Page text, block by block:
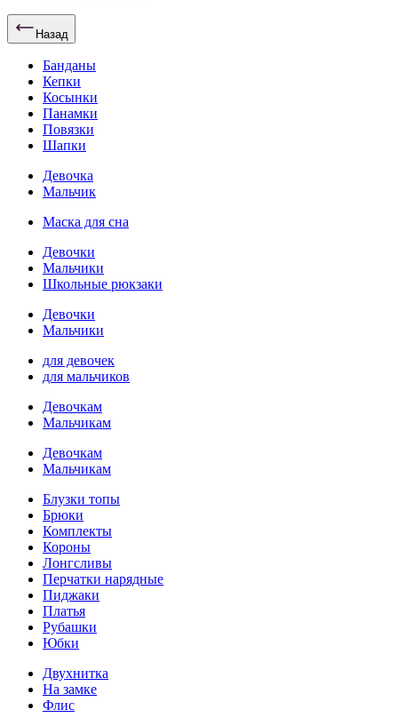
Назад
Банданы
Кепки
Косынки
Панамки
Повязки
Шапки
Девочка
Мальчик
Маска для сна
Девочки
Мальчики
Школьные рюкзаки
Девочки
Мальчики
для девочек
для мальчиков
Девочкам
Мальчикам
Девочкам
Мальчикам
Блузки топы
Брюки
Комплекты
Короны
Лонгсливы
Перчатки нарядные
Пиджаки
Платья
Рубашки
Юбки
Двухнитка
На замке
Флис